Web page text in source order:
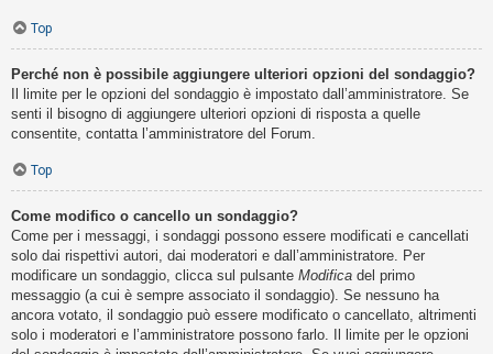
Top
Perché non è possibile aggiungere ulteriori opzioni del sondaggio?
Il limite per le opzioni del sondaggio è impostato dall’amministratore. Se
senti il bisogno di aggiungere ulteriori opzioni di risposta a quelle
consentite, contatta l’amministratore del Forum.
Top
Come modifico o cancello un sondaggio?
Come per i messaggi, i sondaggi possono essere modificati e cancellati
solo dai rispettivi autori, dai moderatori e dall’amministratore. Per
modificare un sondaggio, clicca sul pulsante Modifica del primo
messaggio (a cui è sempre associato il sondaggio). Se nessuno ha
ancora votato, il sondaggio può essere modificato o cancellato, altrimenti
solo i moderatori e l’amministratore possono farlo. Il limite per le opzioni